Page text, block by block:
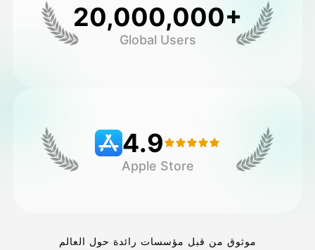
20,000,000+
Global Users
4.9
Apple Store
موثوق من قبل مؤسسات رائدة حول العالم